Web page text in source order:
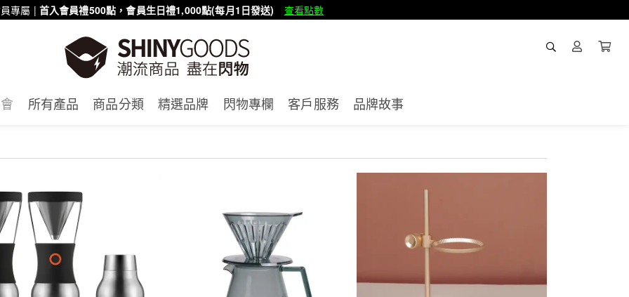
專屬 | 首入會員禮500點，會員生日禮1,000點(每月1日發送) 查看點數
所有產品 商品分類 精選品牌 閃物專欄 客戶服務 品牌故事